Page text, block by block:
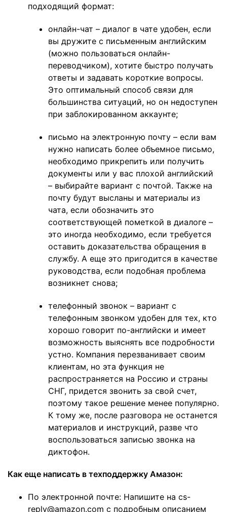
подходящий формат:
онлайн-чат – диалог в чате удобен, если
вы дружите с письменным английским
(можно пользоваться онлайн-
переводчиком), хотите быстро получать
ответы и задавать короткие вопросы.
Это оптимальный способ связи для
большинства ситуаций, но он недоступен
при заблокированном аккаунте;
письмо на электронную почту – если вам
нужно написать более объемное письмо,
необходимо прикрепить или получить
документы или у вас плохой английский
– выбирайте вариант с почтой. Также на
почту будут высланы и материалы из
чата, если обозначить это
соответствующей пометкой в диалоге –
это иногда необходимо, если требуется
оставить доказательства обращения в
службу. А еще это пригодится в качестве
руководства, если подобная проблема
возникнет снова;
телефонный звонок – вариант с
телефонным звонком удобен для тех, кто
хорошо говорит по-английски и имеет
возможность выяснять все подробности
устно. Компания перезванивает своим
клиентам, но эта функция не
распространяется на Россию и страны
СНГ, придется звонить за свой счет,
поэтому такое решение менее популярно.
К тому же, после разговора не останется
материалов и инструкций, разве что
воспользоваться записью звонка на
диктофон.
Как еще написать в техподдержку Амазон:
По электронной почте: Напишите на cs-
reply@amazon.com с подробным описанием